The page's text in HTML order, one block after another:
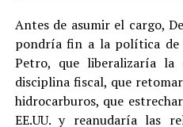
Antes de asumir el cargo,
pondría fin a la política de
Petro, que liberalizaría la
disciplina fiscal, que
hidrocarburos, que
EE.UU. y reanudaría las